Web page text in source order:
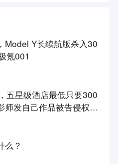
Model Y长续航版杀入30
氪001
五星级酒店最低只要300
师发自己作品被告侵权；
双方一致
么？